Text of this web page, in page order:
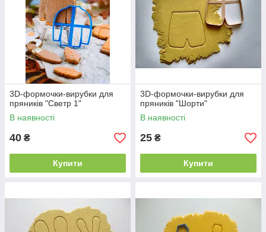
3D-формочки-вирубки для
пряників "Светр 1"
В наявності
40 ₴
Купити
3D-формочки-вирубки для
пряників "Шорти"
В наявності
25 ₴
Купити